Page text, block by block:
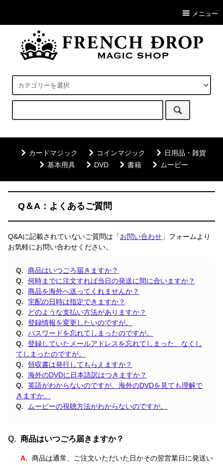
メニュー
カードマジック コインマジック
日用品・雑貨
基本用具
DVD 書籍 ムービー
Q＆A：よくあるご質問
Q&Aに記載されていないご質問は「お問い合わせ 」フォームより
お気軽にお問い合わせください。
商品はいつごろ届きますか？
何時までに注文すれば当日の発送に間に合いますか？
商品を海外へ送ってくれませんか？
宅配の日時は指定できますか？
どのような支払い方法がありますか？
登録情報を変更したいのですが。
パスワードを忘れてしまったのですが。
登録していたメールアドレスを忘れてしまった、なくし
てしまったのですが。
領収書は発行してもらえますか？
海外のDVDに日本語訳はつきますか？
英語がわからないのですが、海外のDVDを見ても理解で
きますか。
ムービーの視聴方法がわからないのですが。
商品はいつごろ届きますか？
商品は通常、ご注文いただいた日かその翌営業日に発送い